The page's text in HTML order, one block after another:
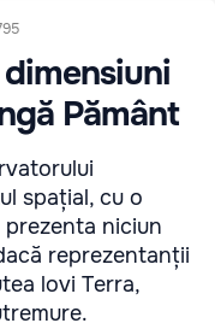
Pământ
spațial, cu o
prezenta niciun
reprezentanții
lovi Terra,